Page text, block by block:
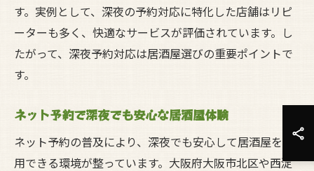
す。実例として、深夜の予約対応に特化した店舗はリピ
ーターも多く、快適なサービスが評価されています。し
たがって、深夜予約対応は居酒屋選びの重要ポイントで
す。
ネット予約で深夜でも安心な居酒屋体験
ネット予約の普及により、深夜でも安心して居酒屋を利
用できる環境が整っています。大阪府大阪市北区や西淀